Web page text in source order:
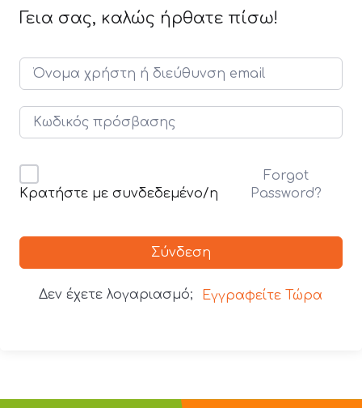
Γεια σας, καλώς ήρθατε πίσω!
Κρατήστε με συνδεδεμένο/η
Forgot
Password?
Σύνδεση
Δεν έχετε λογαριασμό; Εγγραφείτε Τώρα